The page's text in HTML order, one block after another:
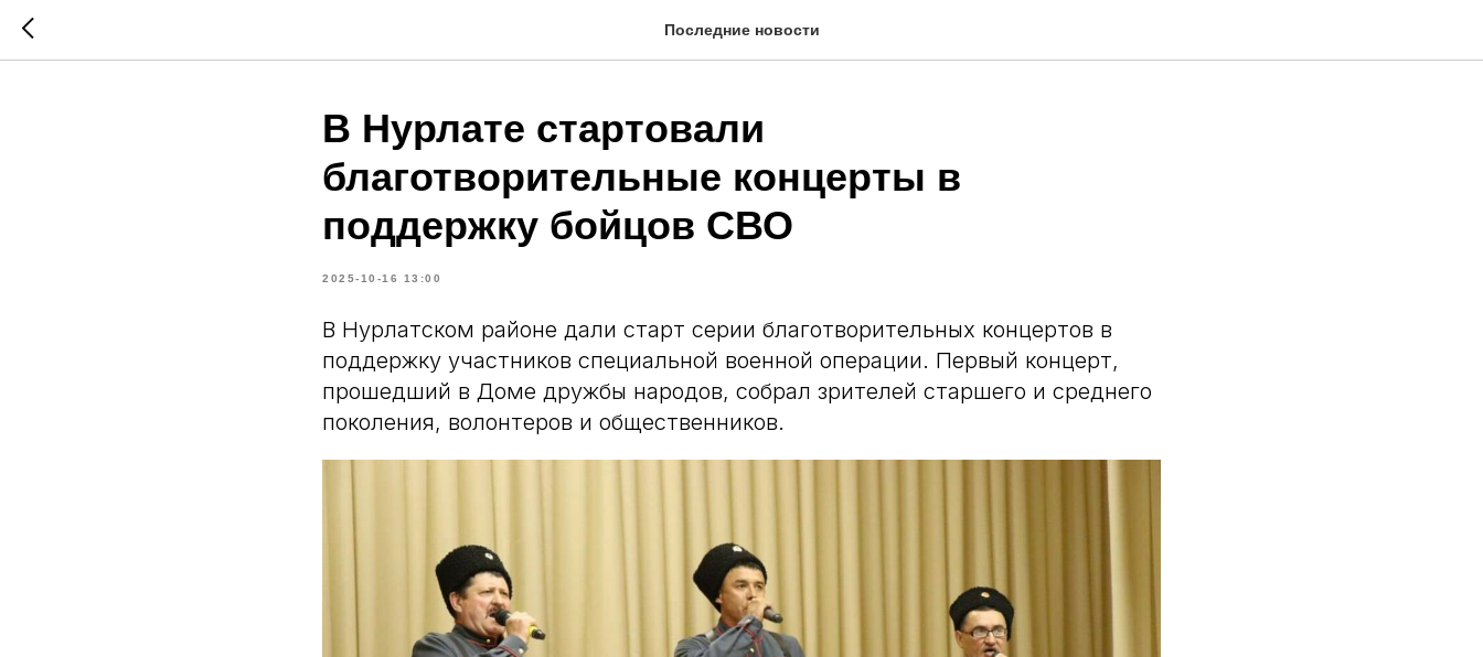
Последние новости
В Нурлате стартовали
благотворительные концерты в
поддержку бойцов СВО
2025-10-16 13:00
В Нурлатском районе дали старт серии благотворительных концертов в
поддержку участников специальной военной операции. Первый концерт,
прошедший в Доме дружбы народов, собрал зрителей старшего и среднего
поколения, волонтеров и общественников.